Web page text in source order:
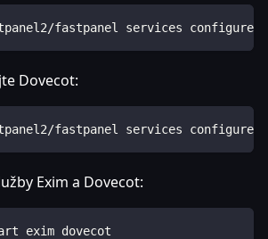
fastpanel services configure
Dovecot:
fastpanel services configure
Exim a Dovecot:
exim dovecot